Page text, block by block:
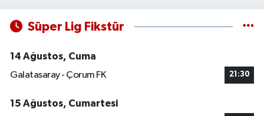
Süper Lig Fikstür
14 Ağustos, Cuma
Galatasaray - Çorum FK
21:30
15 Ağustos, Cumartesi